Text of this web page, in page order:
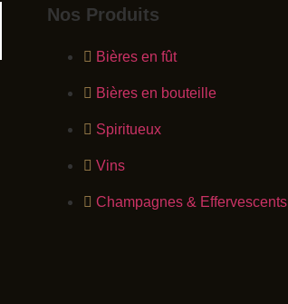
Nos Produits
Bières en fût
Bières en bouteille
Spiritueux
Vins
Champagnes & Effervescents